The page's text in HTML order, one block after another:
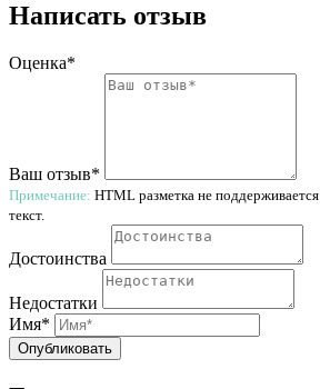
Написать отзыв
Оценка*
Ваш отзыв*
Примечание: HTML разметка не
текст.
Достоинства
Недостатки
Имя*
Опубликовать